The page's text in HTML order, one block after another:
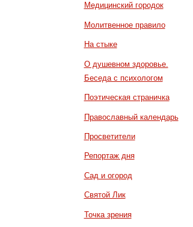
Медицинский городок
Молитвенное правило
На стыке
О душевном здоровье.
Беседа с психологом
Поэтическая страничка
Православный календарь
Просветители
Репортаж дня
Сад и огород
Святой Лик
Точка зрения